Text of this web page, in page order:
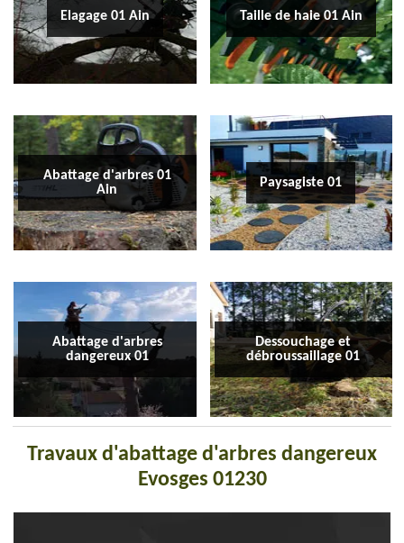
Elagage 01 Ain Taille de haie 01 Ain
Abattage d'arbres 01
Ain
Paysagiste 01
Abattage d'arbres
dangereux 01
Dessouchage et
débroussaillage 01
Travaux d'abattage d'arbres dangereux
Evosges 01230